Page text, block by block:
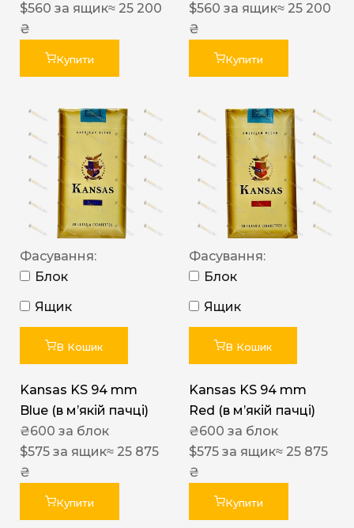
$560 за ящик≈ 25 200
₴
Купити
$560 за ящик≈ 25 200
₴
Купити
Фасування:
Блок
Ящик
В Кошик
Kansas KS 94 mm
Blue (в мʼякій пачці)
₴600 за блок
$575 за ящик≈ 25 875
₴
Купити
Фасування:
Блок
Ящик
В Кошик
Kansas KS 94 mm
Red (в мʼякій пачці)
₴600 за блок
$575 за ящик≈ 25 875
₴
Купити